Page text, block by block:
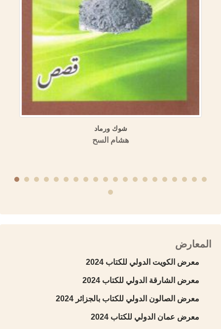
منهجية الكتابة التاريخية عند ابن عساكر وابن العديم
منشورات الجمعية التاريخية السورية
المعارض
معرض الكويت الدولي للكتاب 2024
معرض الشارقة الدولي للكتاب 2024
معرض الصالون الدولي للكتاب بالجزائر 2024
معرض عمان الدولي للكتاب 2024